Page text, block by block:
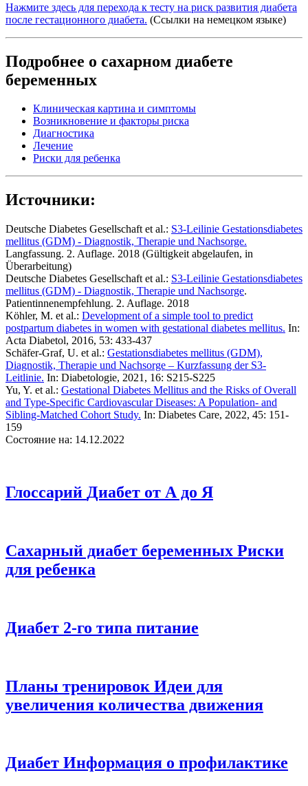
Нажмите здесь для перехода к тесту на риск развития диабета
после гестационного диабета. (Ссылки на немецком языке)
Подробнее о сахарном диабете
беременных
Клиническая картина и симптомы
Возникновение и факторы риска
Диагностика
Лечение
Риски для ребенка
Источники:
Deutsche Diabetes Gesellschaft et al.: S3-Leilinie Gestationsdiabetes
mellitus (GDM) - Diagnostik, Therapie und Nachsorge.
Langfassung. 2. Auflage. 2018 (Gültigkeit abgelaufen, in
Überarbeitung)
Deutsche Diabetes Gesellschaft et al.: S3-Leilinie Gestationsdiabetes
mellitus (GDM) - Diagnostik, Therapie und Nachsorge.
Patientinnenempfehlung. 2. Auflage. 2018
Köhler, M. et al.: Development of a simple tool to predict
postpartum diabetes in women with gestational diabetes mellitus. In:
Acta Diabetol, 2016, 53: 433-437
Schäfer-Graf, U. et al.: Gestationsdiabetes mellitus (GDM),
Diagnostik, Therapie und Nachsorge – Kurzfassung der S3-
Leitlinie. In: Diabetologie, 2021, 16: S215-S225
Yu, Y. et al.: Gestational Diabetes Mellitus and the Risks of Overall
and Type-Specific Cardiovascular Diseases: A Population- and
Sibling-Matched Cohort Study. In: Diabetes Care, 2022, 45: 151-
159
Состояние на: 14.12.2022
Глоссарий Диабет от А до Я
Сахарный диабет беременных Риски
для ребенка
Диабет 2-го типа питание
Планы тренировок Идеи для
увеличения количества движения
Диабет Информация о профилактике